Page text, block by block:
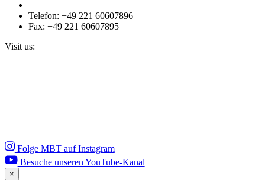
Telefon: +49 221 60607896
Fax: +49 221 60607895
Visit us:
Folge MBT auf Instagram
Besuche unseren YouTube-Kanal
×
Close